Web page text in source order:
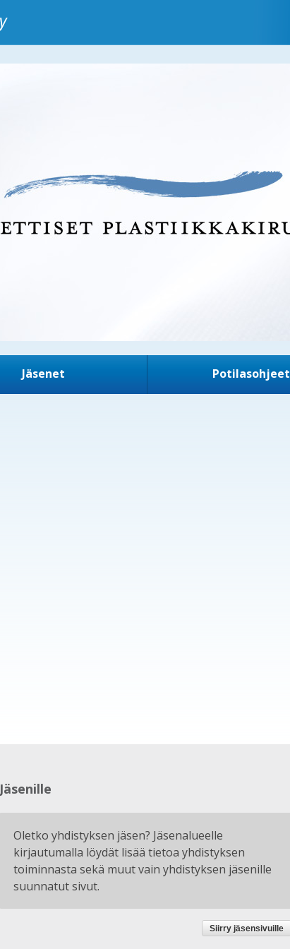
Jäsenet Potilasohjeet
Jäsenille
Oletko yhdistyksen jäsen? Jäsenalueelle
kirjautumalla löydät lisää tietoa yhdistyksen
toiminnasta sekä muut vain yhdistyksen jäsenille
suunnatut sivut.
Siirry jäsensivuille